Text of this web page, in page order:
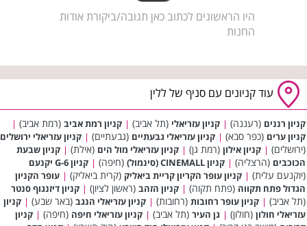
היו הראשונים לכתוב כאן תגובה/ביקורת אודות
החנות
עוד קניונים עם סניף של ללין
קניון רננים (רעננה) | קניון עזריאלי (תל אביב) | קניון רמת אביב (רמת אביב) |
קניון ערים (כפר סבא) | קניון עזריאלי גבעתיים (גבעתיים) | קניון עזריאלי ירושלים
(ירושלים) | קניון אילון (רמת גן) | קניון עזריאלי מול הים (אילת) | קניון שבעת
הכוכבים (הרצליה) | קניון CINEMALL (סינמול) (חיפה) | קניון G-6 יקנעם
(יוקנעם עלית) | קניון עופר הקריון קריית ביאליק (קרית ביאליק) | עופר הקניון
הגדול פתח תקווה (פתח תקוה) | קניון הזהב (ראשון לציון) | קניון דיזנגוף סנטר
(תל אביב) | קניון עופר רחובות (רחובות) | קניון עזריאלי הנגב (באר שבע) | קניון
עזריאלי חולון (חולון) | גן העיר (תל אביב) | קניון עזריאלי חיפה (חיפה) | קניון